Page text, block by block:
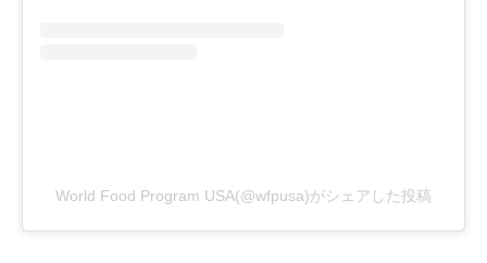
World Food Program USA(@wfpusa)がシェアした投稿